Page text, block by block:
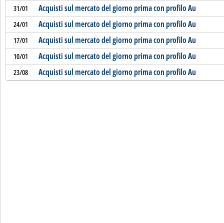
31/01 Acquisti sul mercato del giorno prima con profilo Au
24/01 Acquisti sul mercato del giorno prima con profilo Au
17/01 Acquisti sul mercato del giorno prima con profilo Au
10/01 Acquisti sul mercato del giorno prima con profilo Au
23/08 Acquisti sul mercato del giorno prima con profilo Au